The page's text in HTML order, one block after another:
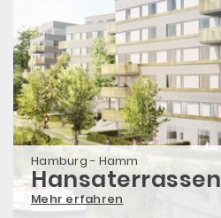
Hamburg - Hamm
Hansaterrassen
Mehr erfahren